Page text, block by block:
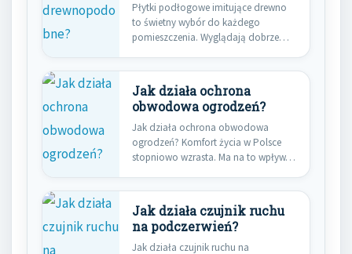
Płytki podłogowe imitujące drewno
to świetny wybór do każdego
pomieszczenia. Wyglądają dobrze
Jak działa ochrona
obwodowa ogrodzeń?
Jak działa ochrona obwodowa
ogrodzeń? Komfort życia w Polsce
stopniowo wzrasta. Ma na to wpływ…
Jak działa czujnik ruchu
na podczerwień?
Jak działa czujnik ruchu na